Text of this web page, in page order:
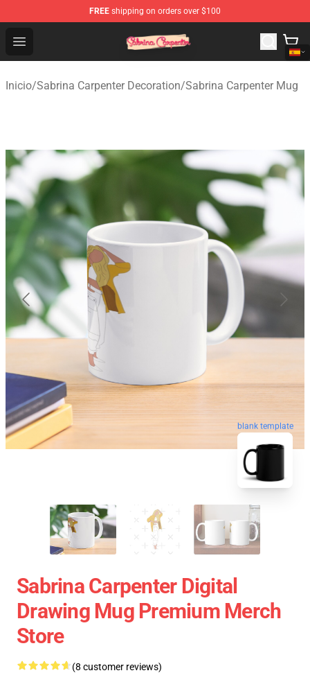
FREE shipping on orders over $100
Open menu
Sabrina Carpenter Shop - Official Sabrina Carpenter
Inicio/Sabrina Carpenter Decoration/Sabrina Carpenter Mug
blank template
Sabrina Carpenter Digital
Drawing Mug Premium Merch
Store
(8 customer reviews)